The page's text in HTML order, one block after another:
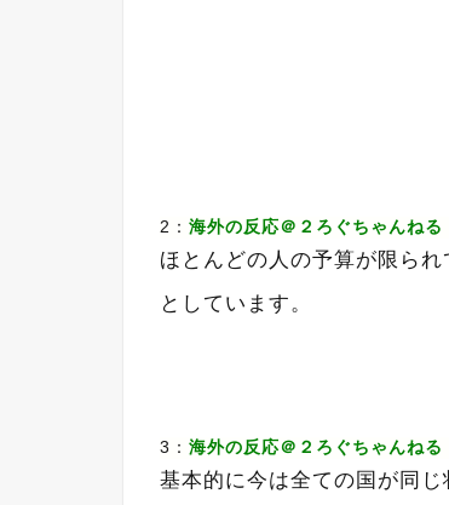
2： 海外の反応＠２ろぐちゃんねる
ほとんどの人の予算が限ら
としています。
3： 海外の反応＠２ろぐちゃんねる
基本的に今は全ての国が同じ